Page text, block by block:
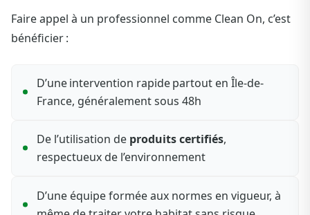
Faire appel à un professionnel comme Clean On, c’est
bénéficier :
D’une intervention rapide partout en Île-de-
France, généralement sous 48h
De l’utilisation de produits certifiés,
respectueux de l’environnement
D’une équipe formée aux normes en vigueur, à